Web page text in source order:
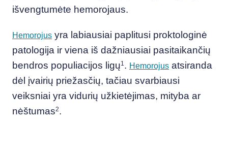
išvengtumėte hemorojaus.
Hemorojus yra labiausiai paplitusi proktologinė
patologija ir viena iš dažniausiai pasitaikančių
bendros populiacijos ligų1. Hemorojus atsiranda
dėl įvairių priežasčių, tačiau svarbiausi
veiksniai yra vidurių užkietėjimas, mityba ar
nėštumas2.